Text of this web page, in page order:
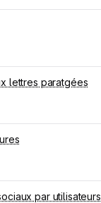
lettres paratgées
par utilisateurs